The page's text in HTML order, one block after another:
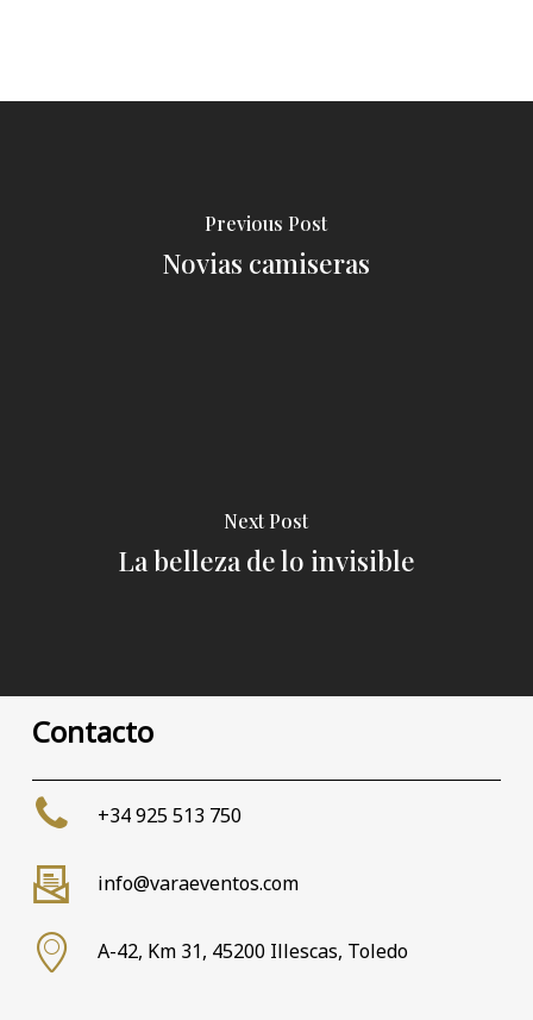
Previous Post
Novias camiseras
Next Post
La belleza de lo invisible
Contacto
+34 925 513 750
info@varaeventos.com
A-42, Km 31, 45200 Illescas, Toledo